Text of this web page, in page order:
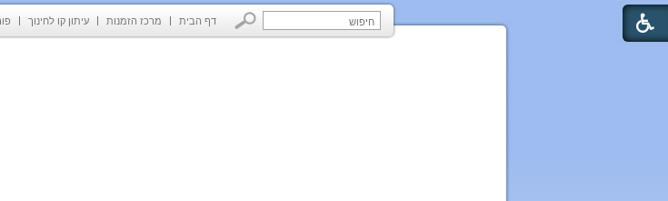
דף הבית מרכז הזמנות עיתון קו לחינוך